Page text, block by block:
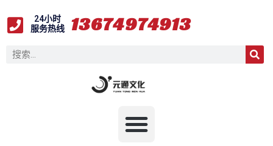
24小时
服务热线
13674974913